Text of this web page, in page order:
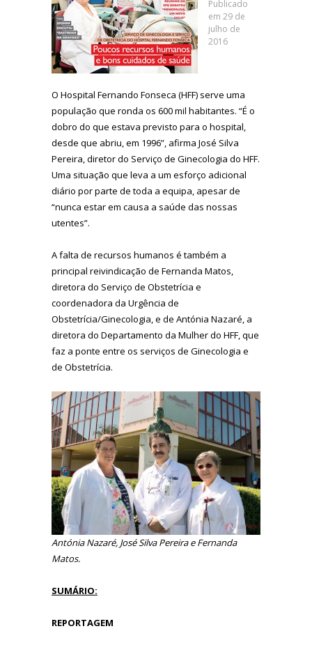
Publicado
em 29 de
julho de
2016
O Hospital Fernando Fonseca (HFF) serve uma
população que ronda os 600 mil habitantes. “É o
dobro do que estava previsto para o hospital,
desde que abriu, em 1996”, afirma José Silva
Pereira, diretor do Serviço de Ginecologia do HFF.
Uma situação que leva a um esforço adicional
diário por parte de toda a equipa, apesar de
“nunca estar em causa a saúde das nossas
utentes”.
A falta de recursos humanos é também a
principal reivindicação de Fernanda Matos,
diretora do Serviço de Obstetrícia e
coordenadora da Urgência de
Obstetrícia/Ginecologia, e de Antónia Nazaré, a
diretora do Departamento da Mulher do HFF, que
faz a ponte entre os serviços de Ginecologia e
de Obstetrícia.
Antónia Nazaré, José Silva Pereira e Fernanda
Matos.
SUMÁRIO:
REPORTAGEM